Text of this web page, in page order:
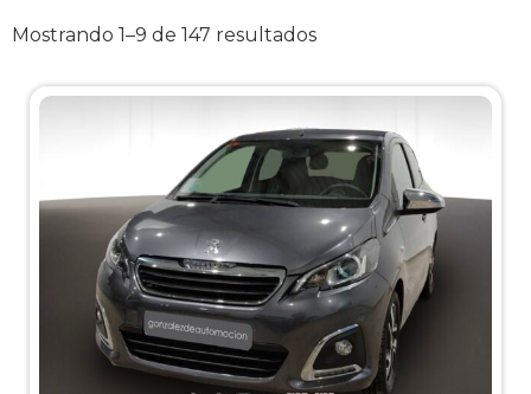
Mostrando 1–9 de 147 resultados